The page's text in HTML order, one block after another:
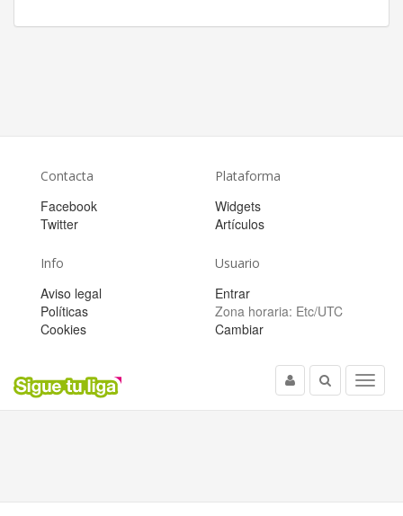
Contacta
Facebook
Twitter
Plataforma
Widgets
Artículos
Info
Aviso legal
Políticas
Cookies
Usuario
Entrar
Zona horaria: Etc/UTC
Cambiar
Menu
Buscar
Usuario